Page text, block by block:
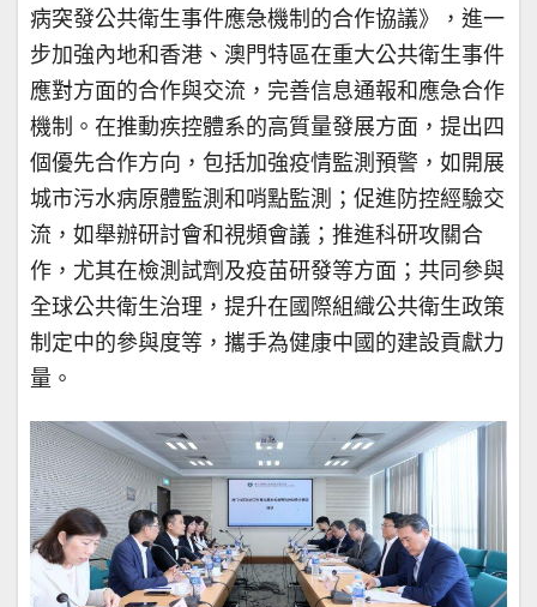
病突發公共衛生事件應急機制的合作協議》，進一
步加強內地和香港、澳門特區在重大公共衛生事件
應對方面的合作與交流，完善信息通報和應急合作
機制。在推動疾控體系的高質量發展方面，提出四
個優先合作方向，包括加強疫情監測預警，如開展
城市污水病原體監測和哨點監測；促進防控經驗交
流，如舉辦研討會和視頻會議；推進科研攻關合
作，尤其在檢測試劑及疫苗研發等方面；共同參與
全球公共衛生治理，提升在國際組織公共衛生政策
制定中的參與度等，攜手為健康中國的建設貢獻力
量。